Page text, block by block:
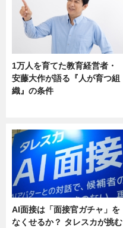
1万人を育てた教育経営者・
安藤大作が語る『人が育つ組
織』の条件
AI面接は「面接官ガチャ」を
なくせるか？ タレスカが挑む